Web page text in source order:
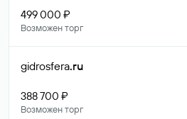
499 000 ₽
Возможен торг
gidrosfera.ru
388 700 ₽
Возможен торг